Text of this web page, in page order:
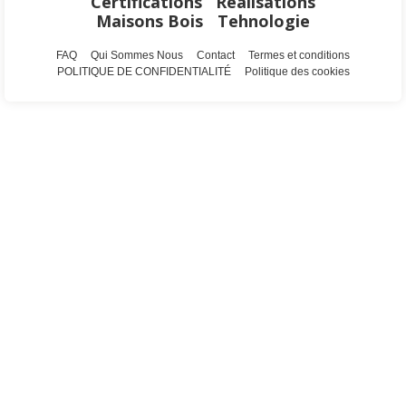
Maisons Bois
Tehnologie
FAQ Qui Sommes Nous Contact
Termes et conditions
POLITIQUE DE CONFIDENTIALITÉ
Politique des cookies